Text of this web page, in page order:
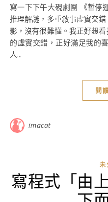
寫一下下午大硯劇團 《暫停運作》的感想。 故事精彩，層層
推理解謎，多重敘事虛實交
影，沒有很難懂。我正好想
的虛實交錯，正好滿足我的
人...
閱
imacat
未
寫程式「由